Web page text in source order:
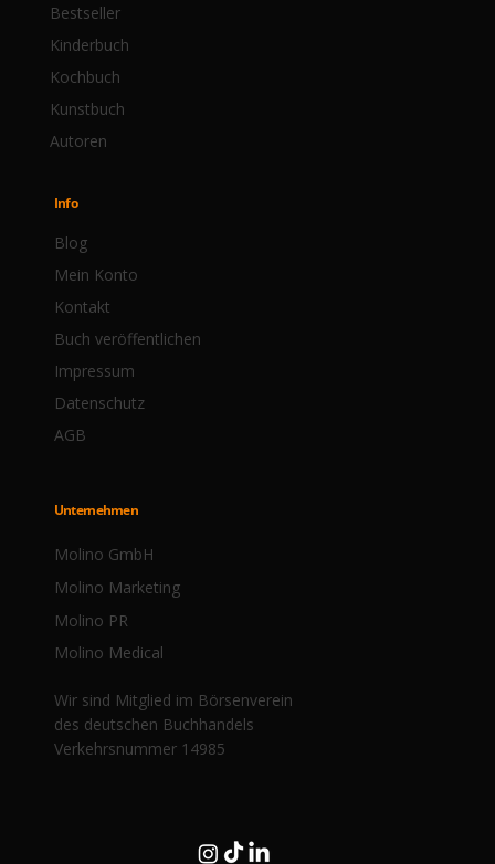
Wir sind Mitglied im Börsenverein
des deutschen Buchhandels
Verkehrsnummer 14985
Bestseller
Kinderbuch
Kochbuch
Kunstbuch
Autoren
Info
Blog
Mein Konto
Kontakt
Buch veröffentlichen
Impressum
Datenschutz
AGB
Unternehmen
Molino GmbH
Molino Marketing
Molino PR
Molino Medical